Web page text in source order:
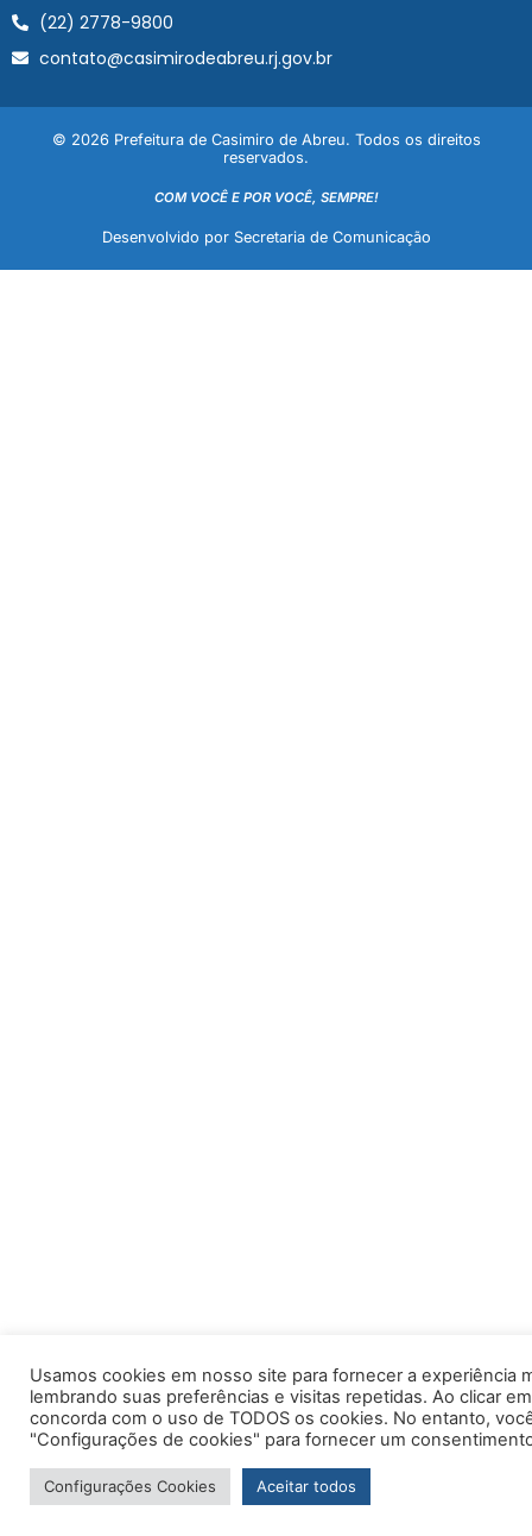
(22) 2778-9800
contato@casimirodeabreu.rj.gov.br
© 2026 Prefeitura de Casimiro de Abreu. Todos os direitos
reservados.
COM VOCÊ E POR VOCÊ, SEMPRE!
Desenvolvido por Secretaria de Comunicação
Usamos cookies em nosso site para fornecer a experiência
lembrando suas preferências e visitas repetidas. Ao clicar
concorda com o uso de TODOS os cookies. No entanto,
"Configurações de cookies" para fornecer um
Configurações Cookies Aceitar todos